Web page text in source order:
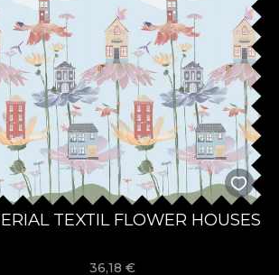
TEXTIL FLOWER HOUSES
36,18 €